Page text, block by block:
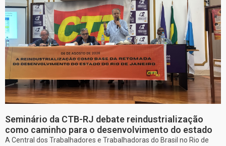
Seminário da CTB-RJ debate reindustrialização
como caminho para o desenvolvimento do estado
A Central dos Trabalhadores e Trabalhadoras do Brasil no Rio de